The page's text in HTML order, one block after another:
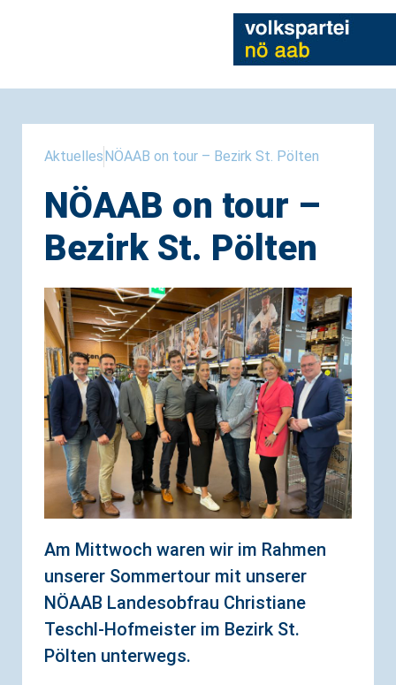
AktuellesNÖAAB on tour – Bezirk St. Pölten
NÖAAB on tour –
Bezirk St. Pölten
Am Mittwoch waren wir im Rahmen
unserer Sommertour mit unserer
NÖAAB Landesobfrau Christiane
Teschl-Hofmeister im Bezirk St.
Pölten unterwegs.